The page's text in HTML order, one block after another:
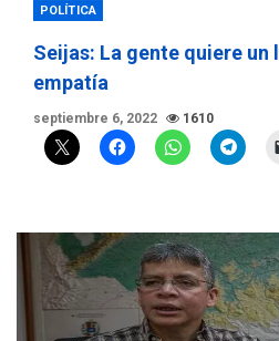
POLÍTICA
Seijas: La gente quiere
empatía
septiembre 6, 2022 1610